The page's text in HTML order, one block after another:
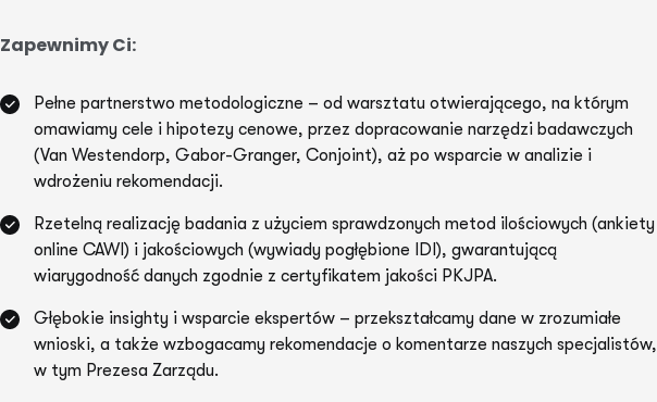
Zapewnimy Ci:
Pełne partnerstwo metodologiczne – od warsztatu otwierającego, na którym
omawiamy cele i hipotezy cenowe, przez dopracowanie narzędzi badawczych
(Van Westendorp, Gabor-Granger, Conjoint), aż po wsparcie w analizie i
wdrożeniu rekomendacji.
Rzetelną realizację badania z użyciem sprawdzonych metod ilościowych (ankiety
online CAWI) i jakościowych (wywiady pogłębione IDI), gwarantującą
wiarygodność danych zgodnie z certyfikatem jakości PKJPA.
Głębokie insighty i wsparcie ekspertów – przekształcamy dane w zrozumiałe
wnioski, a także wzbogacamy rekomendacje o komentarze naszych specjalistów,
w tym Prezesa Zarządu.